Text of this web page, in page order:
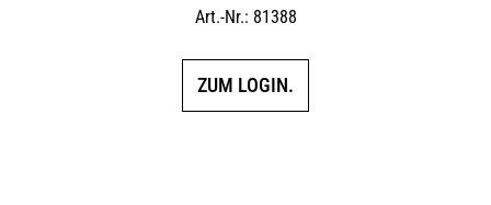
Art.-Nr.: 81388
ZUM LOGIN.